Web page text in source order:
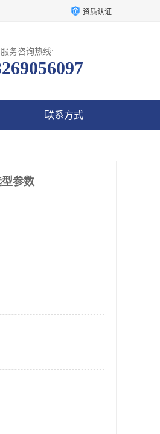
资质认证
务咨询热线:
联系方式
参数